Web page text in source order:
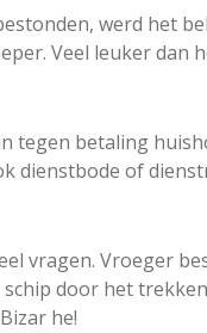
werd het
Veel leuker dan
tegen betaling
dienstbode of
vragen. Vroeger
door het
he!